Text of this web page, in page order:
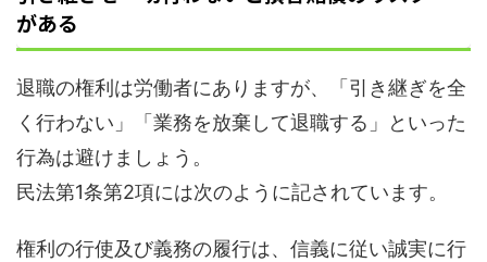
がある
退職の権利は労働者にありますが、「引き継ぎを全
く行わない」「業務を放棄して退職する」といった
行為は避けましょう。
民法第1条第2項には次のように記されています。
権利の行使及び義務の履行は、信義に従い誠実に行